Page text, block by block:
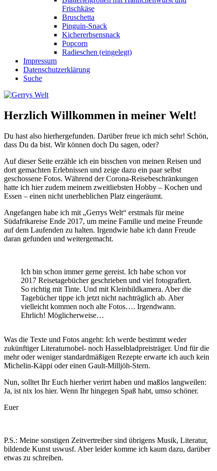
Frischkäse
Bruschetta
Pinguin-Snack
Kichererbsensnack
Popcorn
Radieschen (eingelegt)
Impressum
Datenschutzerklärung
Suche
Herzlich Willkommen in meiner Welt!
Du hast also hierhergefunden. Darüber freue ich mich sehr! Schön,
dass Du da bist. Wir können doch Du sagen, oder?
Auf dieser Seite erzähle ich ein bisschen von meinen Reisen und
dort gemachten Erlebnissen und zeige dazu ein paar selbst
geschossene Fotos. Während der Corona-Reisebeschränkungen
hatte ich hier zudem meinem zweitliebsten Hobby – Kochen und
Essen – einen nicht unerheblichen Platz eingeräumt.
Angefangen habe ich mit „Gerrys Welt“ erstmals für meine
Südafrikareise Ende 2017, um meine Familie und meine Freunde
auf dem Laufenden zu halten. Irgendwie habe ich dann Freude
daran gefunden und weitergemacht.
Ich bin schon immer gerne gereist. Ich habe schon vor
2017 Reisetagebücher geschrieben und viel fotografiert.
So richtig mit Tinte. Und mit Kleinbildkamera. Aber die
Tagebücher tippe ich jetzt nicht nachträglich ab. Aber
vielleicht kommen noch alte Fotos…. Irgendwann.
Ehrlich! Möglicherweise…
Was die Texte und Fotos angeht: Ich werde bestimmt weder
zukünftiger Literaturnobel- noch Hasselbladpreisträger. Und für die
mehr oder weniger standardmäßigen Rezepte erwarte ich auch kein
Michelin-Käppi oder einen Gault-Milljöh-Stern.
Nun, solltet Ihr Euch hierher verirrt haben und maßlos langweilen:
Ja, ist nix los hier. Wenn Ihr hingegen Spaß habt, umso schöner.
Euer
P.S.: Meine sonstigen Zeitvertreiber sind übrigens Musik, Literatur,
bildende Kunst uswusf. Aber leider komme ich kaum dazu, darüber
etwas zu schreiben.